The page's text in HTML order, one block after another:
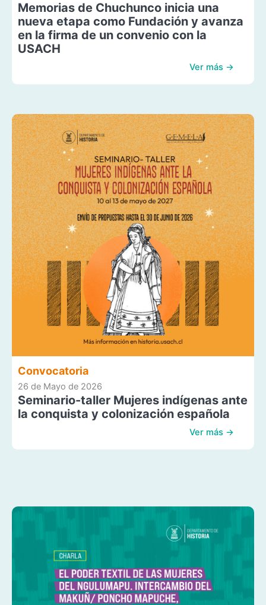
Memorias de Chuchunco inicia una
nueva etapa como Fundación y avanza
en la firma de un convenio con la
USACH
Ver más →
Convocatoria
26 de Mayo de 2026
Seminario-taller Mujeres indígenas ante
la conquista y colonización española
Ver más →